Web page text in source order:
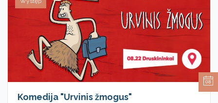
Komedija "Urvinis žmogus"
08